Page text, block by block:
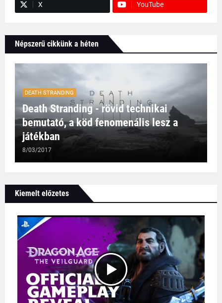
X YouTube
Népszerű cikkünk a héten
DEATH STRANDING
Death Stranding - rövid technikai
bemutató, a köd fenomenális lesz a
játékban
8/03/2017
Kiemelt előzetes